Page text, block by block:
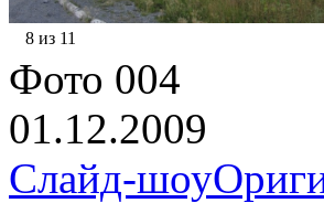
8 из 11
Фото 004
01.12.2009
Слайд-шоу